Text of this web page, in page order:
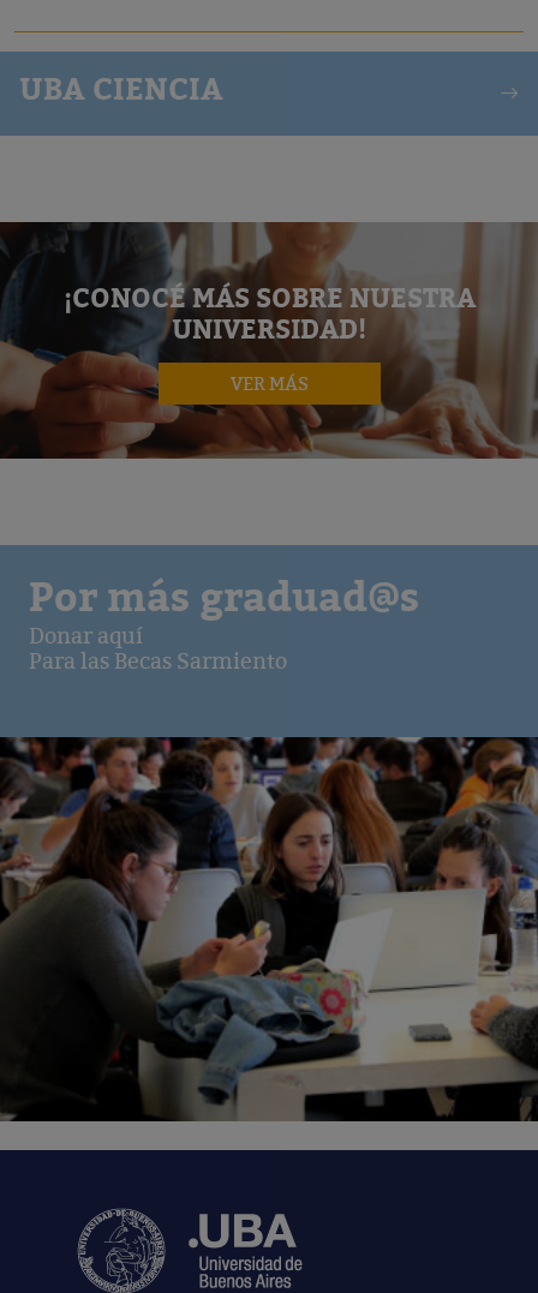
UBA CIENCIA
¡CONOCÉ MÁS SOBRE NUESTRA
UNIVERSIDAD!
VER MÁS
Por más graduad@s
Donar aquí
Para las Becas Sarmiento